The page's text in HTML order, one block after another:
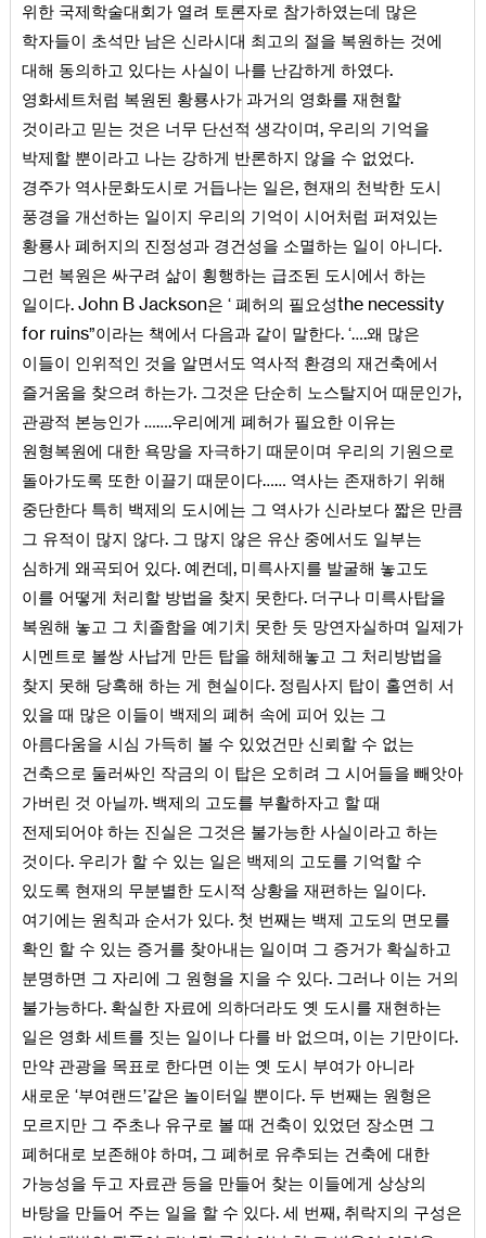
위한 국제학술대회가 열려 토론자로 참가하였는데 많은
학자들이 초석만 남은 신라시대 최고의 절을 복원하는 것에
대해 동의하고 있다는 사실이 나를 난감하게 하였다.
영화세트처럼 복원된 황룡사가 과거의 영화를 재현할
것이라고 믿는 것은 너무 단선적 생각이며, 우리의 기억을
박제할 뿐이라고 나는 강하게 반론하지 않을 수 없었다.
경주가 역사문화도시로 거듭나는 일은, 현재의 천박한 도시
풍경을 개선하는 일이지 우리의 기억이 시어처럼 퍼져있는
황룡사 폐허지의 진정성과 경건성을 소멸하는 일이 아니다.
그런 복원은 싸구려 삶이 횡행하는 급조된 도시에서 하는
일이다. John B Jackson은 ‘ 폐허의 필요성the necessity
for ruins”이라는 책에서 다음과 같이 말한다. ‘….왜 많은
이들이 인위적인 것을 알면서도 역사적 환경의 재건축에서
즐거움을 찾으려 하는가. 그것은 단순히 노스탈지어 때문인가,
관광적 본능인가 …….우리에게 폐허가 필요한 이유는
원형복원에 대한 욕망을 자극하기 때문이며 우리의 기원으로
돌아가도록 또한 이끌기 때문이다…… 역사는 존재하기 위해
중단한다 특히 백제의 도시에는 그 역사가 신라보다 짧은 만큼
그 유적이 많지 않다. 그 많지 않은 유산 중에서도 일부는
심하게 왜곡되어 있다. 예컨데, 미륵사지를 발굴해 놓고도
이를 어떻게 처리할 방법을 찾지 못한다. 더구나 미륵사탑을
복원해 놓고 그 치졸함을 예기치 못한 듯 망연자실하며 일제가
시멘트로 볼쌍 사납게 만든 탑을 해체해놓고 그 처리방법을
찾지 못해 당혹해 하는 게 현실이다. 정림사지 탑이 홀연히 서
있을 때 많은 이들이 백제의 폐허 속에 피어 있는 그
아름다움을 시심 가득히 볼 수 있었건만 신뢰할 수 없는
건축으로 둘러싸인 작금의 이 탑은 오히려 그 시어들을 빼앗아
가버린 것 아닐까. 백제의 고도를 부활하자고 할 때
전제되어야 하는 진실은 그것은 불가능한 사실이라고 하는
것이다. 우리가 할 수 있는 일은 백제의 고도를 기억할 수
있도록 현재의 무분별한 도시적 상황을 재편하는 일이다.
여기에는 원칙과 순서가 있다. 첫 번째는 백제 고도의 면모를
확인 할 수 있는 증거를 찾아내는 일이며 그 증거가 확실하고
분명하면 그 자리에 그 원형을 지을 수 있다. 그러나 이는 거의
불가능하다. 확실한 자료에 의하더라도 옛 도시를 재현하는
일은 영화 세트를 짓는 일이나 다를 바 없으며, 이는 기만이다.
만약 관광을 목표로 한다면 이는 옛 도시 부여가 아니라
새로운 ‘부여랜드’같은 놀이터일 뿐이다. 두 번째는 원형은
모르지만 그 주초나 유구로 볼 때 건축이 있었던 장소면 그
폐허대로 보존해야 하며, 그 폐허로 유추되는 건축에 대한
가능성을 두고 자료관 등을 만들어 찾는 이들에게 상상의
바탕을 만들어 주는 일을 할 수 있다. 세 번째, 취락지의 구성은